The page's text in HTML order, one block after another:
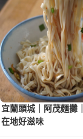
宜蘭頭城｜阿茂麵攤
在地好滋味